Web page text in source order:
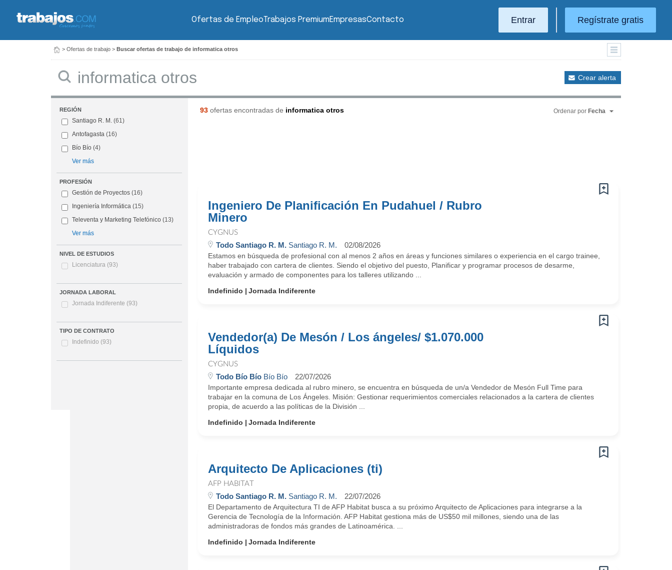
Ofertas de EmpleoTrabajos PremiumEmpresasContacto Entrar Regístrate gratis
> Ofertas de trabajo > Buscar ofertas de trabajo de informatica otros
Crear alerta
REGIÓN
Santiago R. M. (61)
Antofagasta (16)
Bío Bío (4)
Ver más
PROFESIÓN
Gestión de Proyectos (16)
Ingeniería Informática (15)
Televenta y Marketing Telefónico (13)
Ver más
NIVEL DE ESTUDIOS
Licenciatura (93)
JORNADA LABORAL
Jornada Indiferente (93)
TIPO DE CONTRATO
Indefinido (93)
93ofertas encontradas de informatica otros Ordenar por Fecha
Ingeniero De Planificación En Pudahuel / Rubro
Minero
CYGNUS
Todo Santiago R. M.Santiago R. M. 02/08/2026
Estamos en búsqueda de profesional con al menos 2 años en áreas y funciones similares o experiencia en el cargo trainee,
haber trabajado con cartera de clientes. Siendo el objetivo del puesto, Planificar y programar procesos de desarme,
evaluación y armado de componentes para los talleres utilizando ...
Indefinido
Jornada Indiferente
Vendedor(a) De Mesón / Los ángeles/ $1.070.000
Líquidos
CYGNUS
Todo Bío BíoBío Bío 22/07/2026
Importante empresa dedicada al rubro minero, se encuentra en búsqueda de un/a Vendedor de Mesón Full Time para
trabajar en la comuna de Los Ángeles. Misión: Gestionar requerimientos comerciales relacionados a la cartera de clientes
propia, de acuerdo a las políticas de la División ...
Indefinido
Jornada Indiferente
Arquitecto De Aplicaciones (ti)
AFP HABITAT
Todo Santiago R. M.Santiago R. M. 22/07/2026
El Departamento de Arquitectura TI de AFP Habitat busca a su próximo Arquitecto de Aplicaciones para integrarse a la
Gerencia de Tecnología de la Información. AFP Habitat gestiona más de US$50 mil millones, siendo una de las
administradoras de fondos más grandes de Latinoamérica. ...
Indefinido
Jornada Indiferente